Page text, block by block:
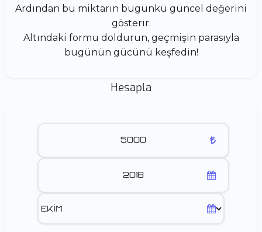
Ardından bu miktarın bugünkü güncel değerini
gösterir.
Altındaki formu doldurun, geçmişin parasıyla
bugünün gücünü keşfedin!
Hesapla